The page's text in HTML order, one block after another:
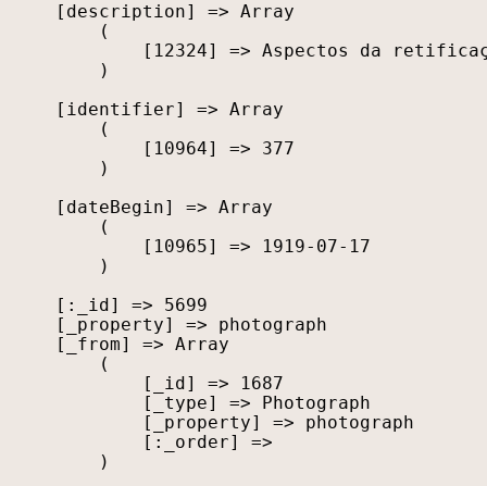
    [description] => Array
        (
[12324] => Aspectos da
        )
    [identifier] => Array
        (
            [10964] => 377
        )
    [dateBegin] => Array
        (
            [10965] => 1919-07-17
        )
    [:_id] => 5699
    [_property] => photograph
    [_from] => Array
        (
            [_id] => 1687
            [_type] => Photograph
            [_property] => photograph
            [:_order] =>
        )